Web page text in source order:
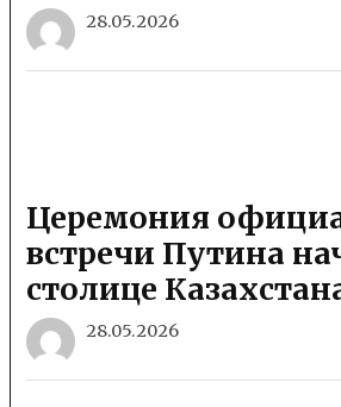
28.05.2026
Церемония
встречи Путина
столице
28.05.2026